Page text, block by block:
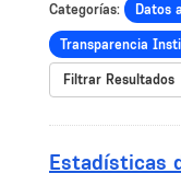
Categorías: Datos
Transparencia
Filtrar Resultados
Estadísticas